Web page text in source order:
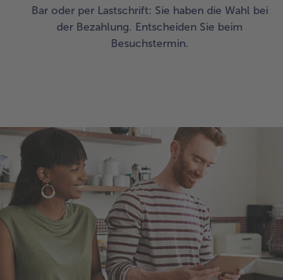
Bar oder per Lastschrift: Sie haben die Wahl bei
der Bezahlung. Entscheiden Sie beim
Besuchstermin.